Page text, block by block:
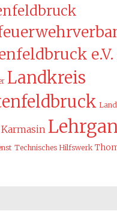
e.V.
Landkreis
Technisches Hilfswerk